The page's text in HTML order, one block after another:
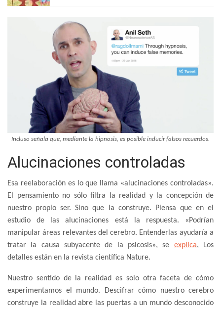
Incluso señala que, mediante la hipnosis, es posible inducir falsos recuerdos.
Alucinaciones controladas
Esa reelaboración es lo que llama «alucinaciones controladas».
El pensamiento no sólo filtra la realidad y la concepción de
nuestro propio ser. Sino que la construye. Piensa que en el
estudio de las alucinaciones está la respuesta. «Podrían
manipular áreas relevantes del cerebro. Entenderlas ayudaría a
tratar la causa subyacente de la psicosis», se explica. Los
detalles están en la revista científica Nature.
Nuestro sentido de la realidad es solo otra faceta de cómo
experimentamos el mundo. Descifrar cómo nuestro cerebro
construye la realidad abre las puertas a un mundo desconocido